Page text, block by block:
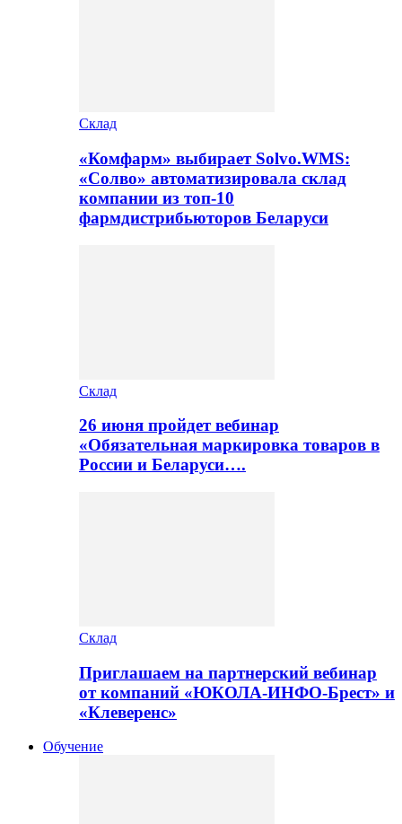
Склад
«Комфарм» выбирает Solvo.WMS:
«Солво» автоматизировала склад
компании из топ-10
фармдистрибьюторов Беларуси
Склад
26 июня пройдет вебинар
«Обязательная маркировка товаров в
России и Беларуси….
Склад
Приглашаем на партнерский вебинар
от компаний «ЮКОЛА-ИНФО-Брест» и
«Клеверенс»
Обучение